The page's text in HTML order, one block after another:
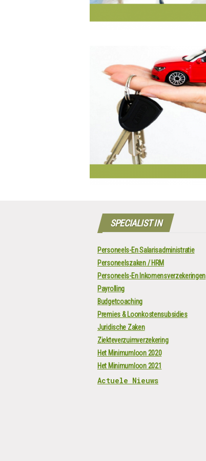
SPECIALIST IN
Personeels-En Salarisadministratie
Personeelszaken / HRM
Personeels-En Inkomensverzekeringen
Payrolling
Budgetcoaching
Premies & Loonkostensubsidies
Juridische Zaken
Ziekteverzuimverzekering
Het Minimumloon 2020
Het Minimumloon 2021
Actuele Nieuws